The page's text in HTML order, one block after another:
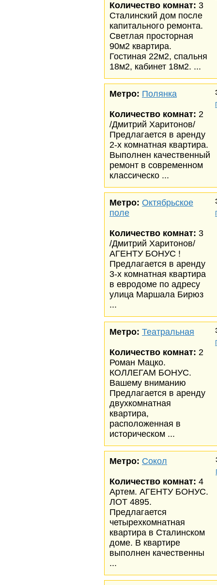
Количество комнат: 3
Сталинский дом после
капитального ремонта.
Светлая просторная
90м2 квартира.
Гостиная 22м2, спальня
18м2, кабинет 18м2. ...
Метро: Полянка
Количество комнат: 2
/Дмитрий Харитонов/
Предлагается в аренду
2-х комнатная квартира.
Выполнен качественный
ремонт в современном
классическо ...
Метро: Октябрьское
поле
Количество комнат: 3
/Дмитрий Харитонов/
АГЕНТУ БОНУС !
Предлагается в аренду
3-х комнатная квартира
в евродоме по адресу
улица Маршала Бирюз
...
Метро: Театральная
Количество комнат: 2
Роман Мацко.
КОЛЛЕГАМ БОНУС.
Вашему вниманию
Предлагается в аренду
двухкомнатная
квартира,
расположенная в
историческом ...
Метро: Сокол
Количество комнат: 4
Артем. АГЕНТУ БОНУС.
ЛОТ 4895.
Предлагается
четырехкомнатная
квартира в Сталинском
доме. В квартире
выполнен качественны
...